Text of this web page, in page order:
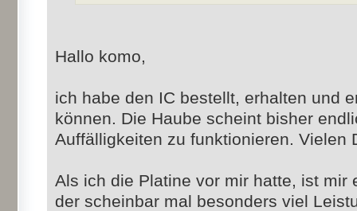
Hallo komo,
ich habe den IC bestellt, erhalten und
können. Die Haube scheint bisher
Auffälligkeiten zu funktionieren. Vielen
Als ich die Platine vor mir hatte, ist mir
der scheinbar mal besonders viel